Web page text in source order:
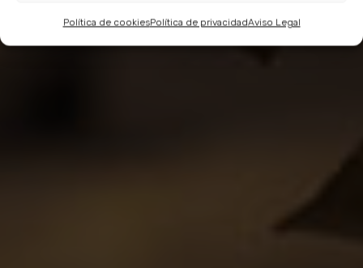
Política de cookiesPolítica de privacidadAviso Legal